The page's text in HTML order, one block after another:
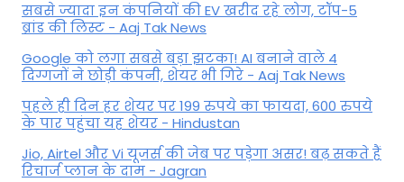
सबसे ज्यादा इन कंपनियों की EV खरीद रहे लोग, टॉप-5
ब्रांड की लिस्ट - Aaj Tak News
Google को लगा सबसे बड़ा झटका! AI बनाने वाले 4
दिग्गजों ने छोड़ी कंपनी, शेयर भी गिरे - Aaj Tak News
पहले ही दिन हर शेयर पर 199 रुपये का फायदा, 600 रुपये
के पार पहुंचा यह शेयर - Hindustan
Jio, Airtel और Vi यूजर्स की जेब पर पड़ेगा असर! बढ़ सकते हैं
रिचार्ज प्लान के दाम - Jagran